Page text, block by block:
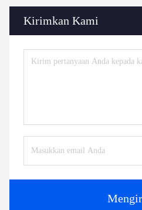
Kirimkan Kami